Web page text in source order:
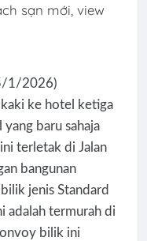
sạn mới, view
1/2026)
ke hotel ketiga
baru sahaja
terletak di Jalan
bangunan
jenis Standard
adalah termurah di
bilik ini